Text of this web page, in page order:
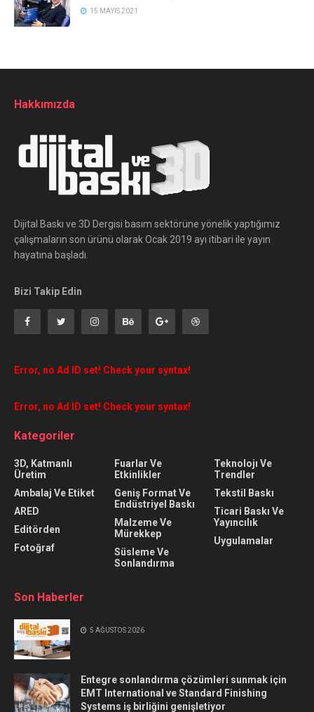
15 MAYIS 2021
Hakkımızda
Dijital Baskı ve 3D Dergisi basım sektörüne yönelik yaptığımız
çalışmaların son ürünü olarak Ocak 2019 ayı itibari ile yayın
hayatına başladı.
Bizi Takip Edin
Error, no Ad ID set! Check your syntax!
Error, no Ad ID set! Check your syntax!
Kategoriler
3D, Katmanlı
Üretim
Ambalaj Ve Etiket
ARED
Editörden
Fotoğraf
Fuarlar Ve
Etkinlikler
Geniş Format Ve
Endüstriyel Baskı
Malzeme Ve
Mürekkep
Süsleme Ve
Sonlandırma
Teknolojı Ve
Trendler
Tekstil Baskı
Ticari Baskı Ve
Yayıncılık
Uygulamalar
Son Haberler
5 AĞUSTOS 2026
Entegre sonlandırma çözümleri sunmak için
EMT International ve Standard Finishing
Systems iş birliğini genişletiyor